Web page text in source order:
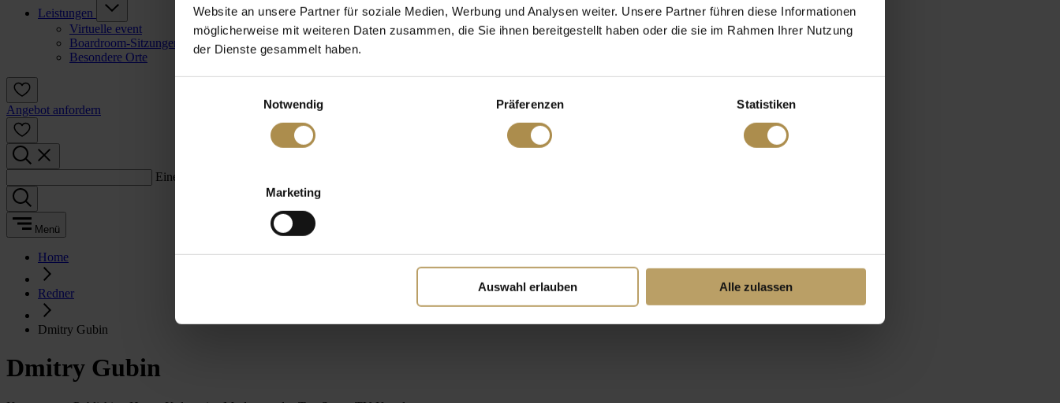
Website an unsere Partner für soziale Medien, Werbung und Analysen weiter. Unsere Partner führen diese Informationen
möglicherweise mit weiteren Daten zusammen, die Sie ihnen bereitgestellt haben oder die sie im Rahmen Ihrer Nutzung
der Dienste gesammelt haben.
Notwendig
Präferenzen Statistiken
Marketing
Auswahl erlauben Alle zulassen
Leistungen
Virtuelle event
Boardroom-Sitzungen
Besondere Orte
Angebot anfordern
Einen Suchbegriff eingeben:
Menü
Home
Redner
Dmitry Gubin
Dmitry Gubin